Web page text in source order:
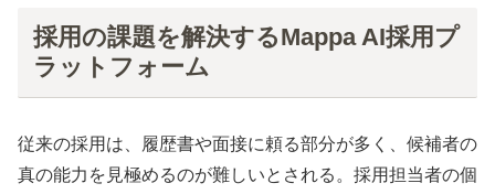
採用の課題を解決するMappa AI採用プ
ラットフォーム
従来の採用は、履歴書や面接に頼る部分が多く、候補者の
真の能力を見極めるのが難しいとされる。採用担当者の個